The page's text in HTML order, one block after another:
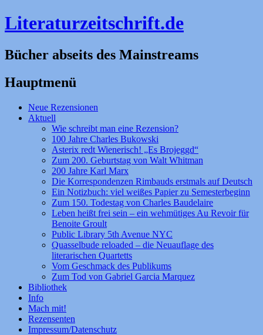
Literaturzeitschrift.de
Bücher abseits des Mainstreams
Hauptmenü
Zum
Inhalt
Neue Rezensionen
Aktuell
Wie schreibt man eine Rezension?
100 Jahre Charles Bukowski
Asterix redt Wienerisch! „Es Brojeggd“
Zum 200. Geburtstag von Walt Whitman
200 Jahre Karl Marx
Die Korrespondenzen Rimbauds erstmals auf Deutsch
Ein Notizbuch: viel weißes Papier zu Semesterbeginn
Zum 150. Todestag von Charles Baudelaire
Leben heißt frei sein – ein wehmütiges Au Revoir für
Benoite Groult
Public Library 5th Avenue NYC
Quasselbude reloaded – die Neuauflage des
literarischen Quartetts
Vom Geschmack des Publikums
Zum Tod von Gabriel Garcia Marquez
Bibliothek
Info
Mach mit!
Rezensenten
Impressum/Datenschutz